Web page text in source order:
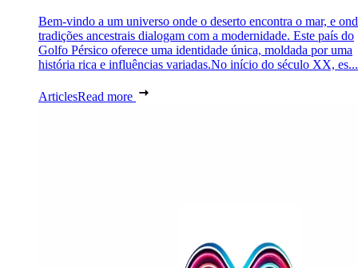
Bem-vindo a um universo onde o deserto encontra o mar, e
tradições ancestrais dialogam com a modernidade. Este país do
Golfo Pérsico oferece uma identidade única, moldada por uma
história rica e influências variadas.No início do século XX, es...
ArticlesRead more